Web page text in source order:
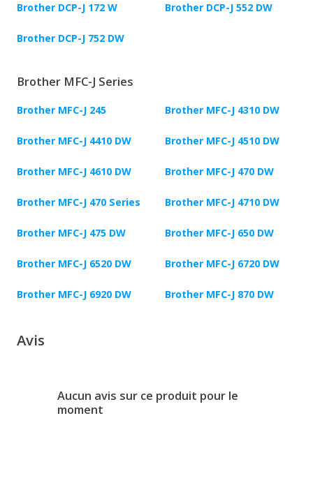
Brother DCP-J 172 W Brother DCP-J 552 DW
Brother DCP-J 752 DW
Brother MFC-J Series
Brother MFC-J 245 Brother MFC-J 4310 DW
Brother MFC-J 4410 DW Brother MFC-J 4510 DW
Brother MFC-J 4610 DW Brother MFC-J 470 DW
Brother MFC-J 470 Series Brother MFC-J 4710 DW
Brother MFC-J 475 DW Brother MFC-J 650 DW
Brother MFC-J 6520 DW Brother MFC-J 6720 DW
Brother MFC-J 6920 DW Brother MFC-J 870 DW
Avis
Aucun avis sur ce produit pour le
moment